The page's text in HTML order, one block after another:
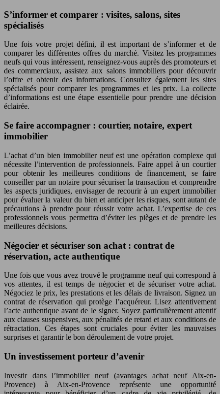
S’informer et comparer : visites, salons, sites
spécialisés
Une fois votre projet défini, il est important de s’informer et de
comparer les différentes offres du marché. Visitez les programmes
neufs qui vous intéressent, renseignez-vous auprès des promoteurs et
des commerciaux, assistez aux salons immobiliers pour découvrir
l’offre et obtenir des informations. Consultez également les sites
spécialisés pour comparer les programmes et les prix. La collecte
d’informations est une étape essentielle pour prendre une décision
éclairée.
Se faire accompagner : courtier, notaire, expert
immobilier
L’achat d’un bien immobilier neuf est une opération complexe qui
nécessite l’intervention de professionnels. Faire appel à un courtier
pour obtenir les meilleures conditions de financement, se faire
conseiller par un notaire pour sécuriser la transaction et comprendre
les aspects juridiques, envisager de recourir à un expert immobilier
pour évaluer la valeur du bien et anticiper les risques, sont autant de
précautions à prendre pour réussir votre achat. L’expertise de ces
professionnels vous permettra d’éviter les pièges et de prendre les
meilleures décisions.
Négocier et sécuriser son achat : contrat de
réservation, acte authentique
Une fois que vous avez trouvé le programme neuf qui correspond à
vos attentes, il est temps de négocier et de sécuriser votre achat.
Négociez le prix, les prestations et les délais de livraison. Signez un
contrat de réservation qui protège l’acquéreur. Lisez attentivement
l’acte authentique avant de le signer. Soyez particulièrement attentif
aux clauses suspensives, aux pénalités de retard et aux conditions de
rétractation. Ces étapes sont cruciales pour éviter les mauvaises
surprises et garantir le bon déroulement de votre projet.
Un investissement porteur d’avenir
Investir dans l’immobilier neuf (avantages achat neuf Aix-en-
Provence) à Aix-en-Provence représente une opportunité